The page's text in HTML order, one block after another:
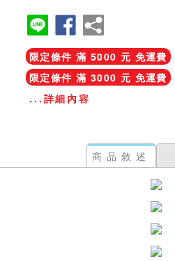
限定條件 滿 5000 元 免運費
限定條件 滿 3000 元 免運費
...詳細內容
商品敘述